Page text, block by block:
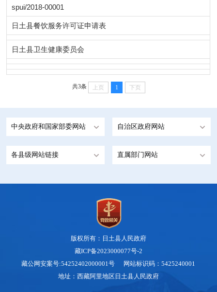
spui/2018-00001
日土县餐饮服务许可证申请表
日土县卫生健康委员会
共3条 上页 1 下页
中央政府和国家部委网站 自治区政府网站
各县级网站链接 直属部门网站
版权所有：日土县人民政府
藏ICP备2023000077号-2
藏公网安案号:54252402000001号 网站标识码：5425240001
地址：西藏阿里地区日土县人民政府